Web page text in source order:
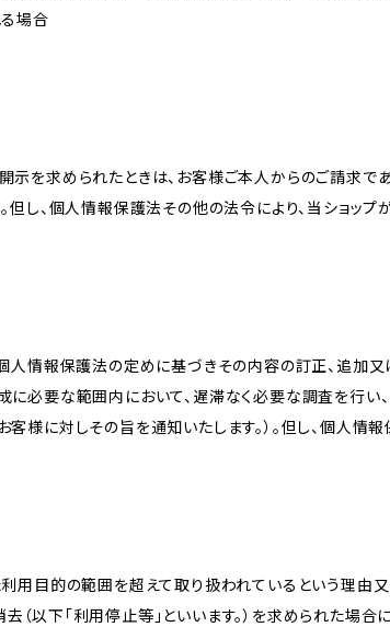
場合
を求められたときは、お客様ご本人からのご請求で
但し、個人情報保護法その他の法令により、当ショッ
人情報保護法の定めに基づきその内容の訂正、追加又
必要な範囲内において、遅滞なく必要な調査を行い
様に対しその旨を通知いたします。）。但し、個人情
用目的の範囲を超えて取り扱われているという理
以下「利用停止等」といいます。）を求められた場